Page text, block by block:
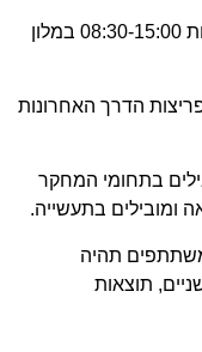
הכנס יתקיים בתאריך 7.6.2023 בין השעות 08:30-15:00 במלון
הדרך האחרונות
בתחומי המחקר
ומובילים בתעשייה.
תהיה
תוצאות